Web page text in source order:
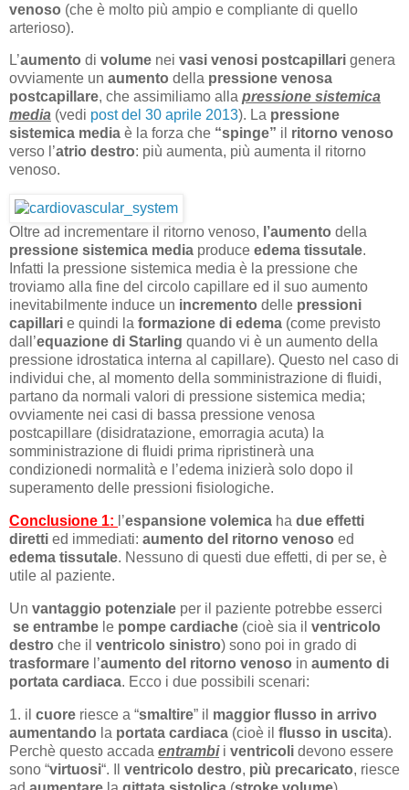
venoso (che è molto più ampio e compliante di quello
arterioso).
L’aumento di volume nei vasi venosi postcapillari genera
ovviamente un aumento della pressione venosa
postcapillare, che assimiliamo alla pressione sistemica
media (vedi post del 30 aprile 2013). La pressione
sistemica media è la forza che “spinge” il ritorno venoso
verso l’atrio destro: più aumenta, più aumenta il ritorno
venoso.
Oltre ad incrementare il ritorno venoso, l’aumento della
pressione sistemica media produce edema tissutale.
Infatti la pressione sistemica media è la pressione che
troviamo alla fine del circolo capillare ed il suo aumento
inevitabilmente induce un incremento delle pressioni
capillari e quindi la formazione di edema (come previsto
dall’equazione di Starling quando vi è un aumento della
pressione idrostatica interna al capillare). Questo nel caso di
individui che, al momento della somministrazione di fluidi,
partano da normali valori di pressione sistemica media;
ovviamente nei casi di bassa pressione venosa
postcapillare (disidratazione, emorragia acuta) la
somministrazione di fluidi prima ripristinerà una
condizionedi normalità e l’edema inizierà solo dopo il
superamento delle pressioni fisiologiche.
Conclusione 1: l’espansione volemica ha due effetti
diretti ed immediati: aumento del ritorno venoso ed
edema tissutale. Nessuno di questi due effetti, di per se, è
utile al paziente.
Un vantaggio potenziale per il paziente potrebbe esserci
se entrambe le pompe cardiache (cioè sia il ventricolo
destro che il ventricolo sinistro) sono poi in grado di
trasformare l’aumento del ritorno venoso in aumento di
portata cardiaca. Ecco i due possibili scenari:
1. il cuore riesce a “smaltire” il maggior flusso in arrivo
aumentando la portata cardiaca (cioè il flusso in uscita).
Perchè questo accada entrambii ventricoli devono essere
sono “virtuosi“. Il ventricolo destro, più precaricato, riesce